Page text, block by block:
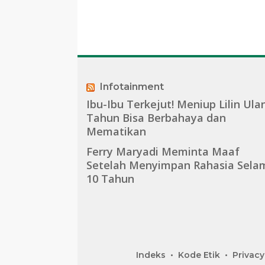
Infotainment
Ibu-Ibu Terkejut! Meniup Lilin
Tahun Bisa Berbahaya dan
Mematikan
Ferry Maryadi Meminta Maaf
Setelah Menyimpan Rahasia
10 Tahun
Indeks Kode Etik